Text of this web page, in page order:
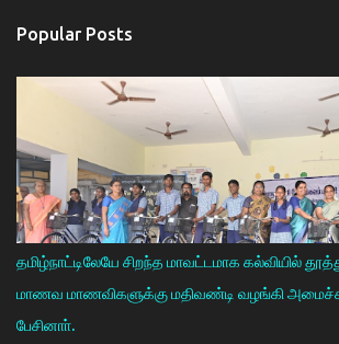
Popular Posts
தமிழ்நாட்டிலேயே சிறந்த மாவட்டமாக கல்வியில்
மாணவ மாணவிகளுக்கு மதிவண்டி வழங்கி
பேசினாா்.